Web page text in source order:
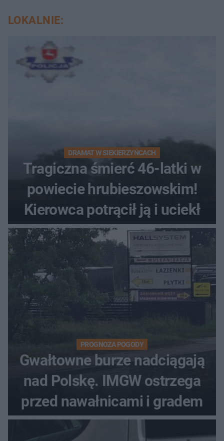
LOKALNIE:
DRAMAT W SIEKIERZYŃCACH
Tragiczna śmierć 46-latki w
powiecie hrubieszowskim!
Kierowca potrącił ją i uciekł
PROGNOZA POGODY
Gwałtowne burze nadciągają
nad Polskę. IMGW ostrzega
przed nawałnicami i gradem